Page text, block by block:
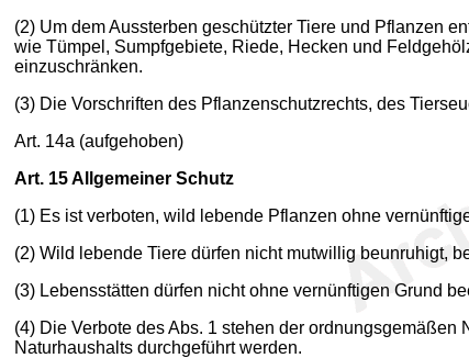
(2) Um dem Aussterben geschützter Tiere und Pflanzen
wie Tümpel, Sumpfgebiete, Riede, Hecken und
einzuschränken.
(3) Die Vorschriften des Pflanzenschutzrechts, des
Art. 14a (aufgehoben)
Art. 15Allgemeiner Schutz
(1) Es ist verboten, wild lebende Pflanzen ohne
(2) Wild lebende Tiere dürfen nicht mutwillig beunruhigt,
(3) Lebensstätten dürfen nicht ohne vernünftigen Grund
(4) Die Verbote des Abs. 1 stehen der
Naturhaushalts durchgeführt werden.